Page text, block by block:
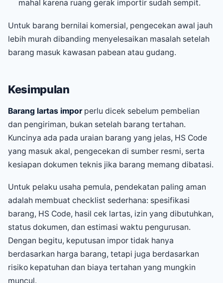
mahal karena ruang gerak importir sudah sempit.
Untuk barang bernilai komersial, pengecekan awal jauh
lebih murah dibanding menyelesaikan masalah setelah
barang masuk kawasan pabean atau gudang.
Kesimpulan
Barang lartas imporperlu dicek sebelum pembelian
dan pengiriman, bukan setelah barang tertahan.
Kuncinya ada pada uraian barang yang jelas, HS Code
yang masuk akal, pengecekan di sumber resmi, serta
kesiapan dokumen teknis jika barang memang dibatasi.
Untuk pelaku usaha pemula, pendekatan paling aman
adalah membuat checklist sederhana: spesifikasi
barang, HS Code, hasil cek lartas, izin yang dibutuhkan,
status dokumen, dan estimasi waktu pengurusan.
Dengan begitu, keputusan impor tidak hanya
berdasarkan harga barang, tetapi juga berdasarkan
risiko kepatuhan dan biaya tertahan yang mungkin
muncul.